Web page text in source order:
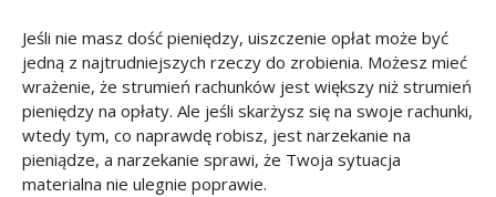
Jeśli nie masz dość pieniędzy, uiszczenie opłat może być
jedną z najtrudniejszych rzeczy do zrobienia. Możesz mieć
wrażenie, że strumień rachunków jest większy niż strumień
pieniędzy na opłaty. Ale jeśli skarżysz się na swoje rachunki,
wtedy tym, co naprawdę robisz, jest narzekanie na
pieniądze, a narzekanie sprawi, że Twoja sytuacja
materialna nie ulegnie poprawie.